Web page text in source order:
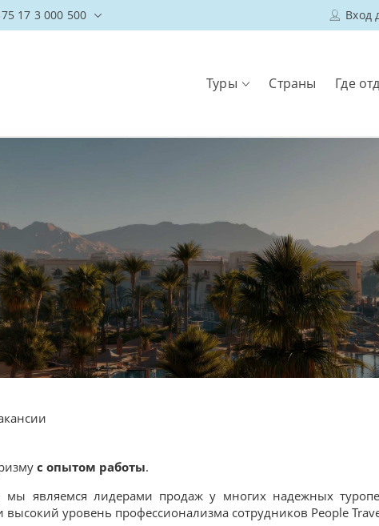
17 3 000 500 Вход
Туры Страны Где
с опытом работы.
являемся лидерами продаж у многих надежных
уровень профессионализма сотрудников People